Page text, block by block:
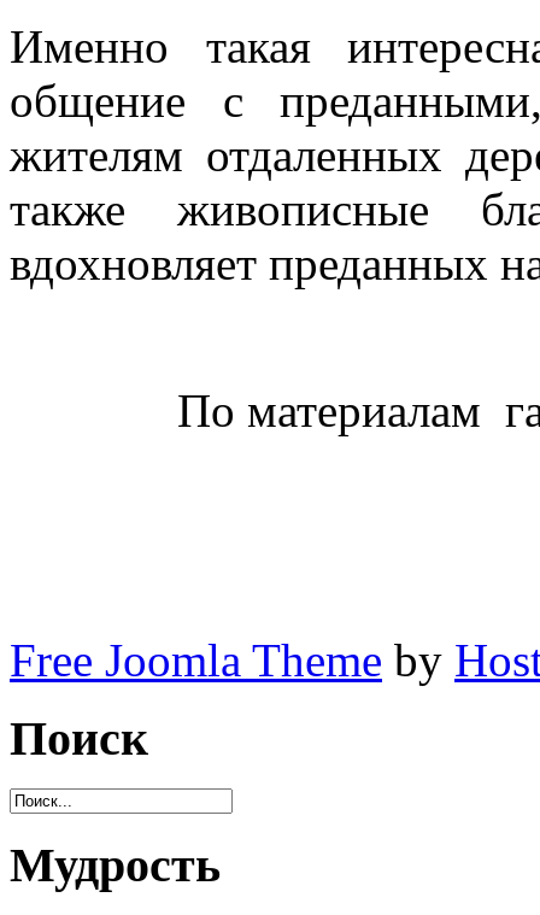
Именно такая
общение с
жителям отдаленных
также живописные
вдохновляет преданных
По материалам
Free Joomla Theme by
Поиск
Мудрость